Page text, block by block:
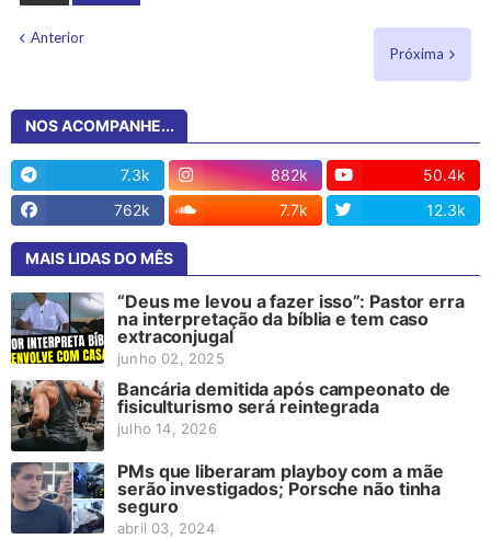
Anterior
Próxima
NOS ACOMPANHE...
7.3k 882k
50.4k
762k
7.7k 12.3k
MAIS LIDAS DO MÊS
“Deus me levou a fazer isso”: Pastor erra
na interpretação da bíblia e tem caso
extraconjugal
junho 02, 2025
Bancária demitida após campeonato de
fisiculturismo será reintegrada
julho 14, 2026
PMs que liberaram playboy com a mãe
serão investigados; Porsche não tinha
seguro
abril 03, 2024